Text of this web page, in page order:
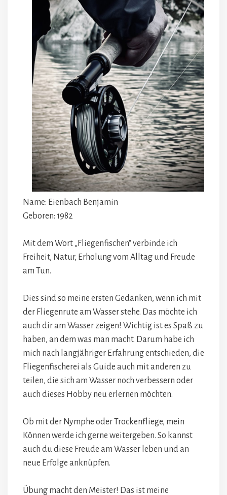
Name: Eienbach Benjamin
Geboren: 1982
Mit dem Wort „Fliegenfischen“ verbinde ich
Freiheit, Natur, Erholung vom Alltag und Freude
am Tun.
Dies sind so meine ersten Gedanken, wenn ich mit
der Fliegenrute am Wasser stehe. Das möchte ich
auch dir am Wasser zeigen! Wichtig ist es Spaß zu
haben, an dem was man macht. Darum habe ich
mich nach langjähriger Erfahrung entschieden, die
Fliegenfischerei als Guide auch mit anderen zu
teilen, die sich am Wasser noch verbessern oder
auch dieses Hobby neu erlernen möchten.
Ob mit der Nymphe oder Trockenfliege, mein
Können werde ich gerne weitergeben. So kannst
auch du diese Freude am Wasser leben und an
neue Erfolge anknüpfen.
Übung macht den Meister! Das ist meine